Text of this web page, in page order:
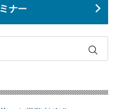
ナー